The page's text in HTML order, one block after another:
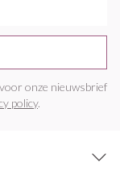
onze nieuwsbrief
policy.